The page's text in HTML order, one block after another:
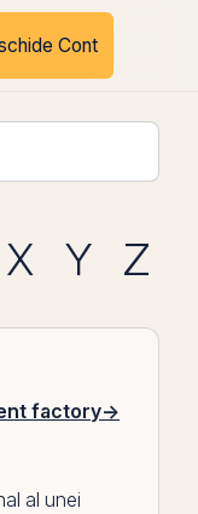
Cont
X Y Z
factory→
al unei